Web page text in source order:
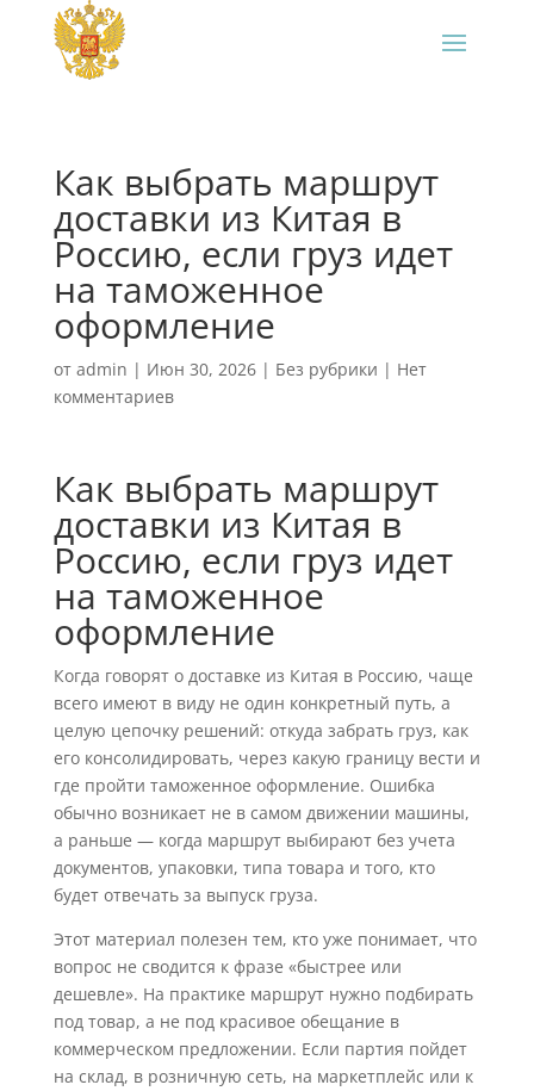
Как выбрать маршрут
доставки из Китая в
Россию, если груз идет
на таможенное
оформление
от admin | Июн 30, 2026| Без рубрики | Нет
комментариев
Как выбрать маршрут
доставки из Китая в
Россию, если груз идет
на таможенное
оформление
Когда говорят о доставке из Китая в Россию, чаще
всего имеют в виду не один конкретный путь, а
целую цепочку решений: откуда забрать груз, как
его консолидировать, через какую границу вести и
где пройти таможенное оформление. Ошибка
обычно возникает не в самом движении машины,
а раньше — когда маршрут выбирают без учета
документов, упаковки, типа товара и того, кто
будет отвечать за выпуск груза.
Этот материал полезен тем, кто уже понимает, что
вопрос не сводится к фразе «быстрее или
дешевле». На практике маршрут нужно подбирать
под товар, а не под красивое обещание в
коммерческом предложении. Если партия пойдет
на склад, в розничную сеть, на маркетплейс или к